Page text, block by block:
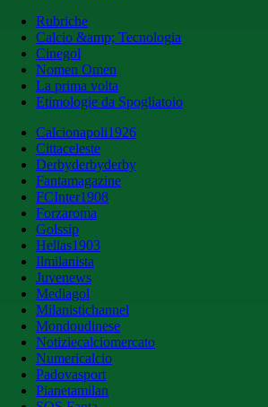
Rubriche
Calcio &amp; Tecnologia
Cinegol
Nomen Omen
La prima volta
Etimologie da Spogliatoio
Calcionapoli1926
Cittaceleste
Derbyderbyderby
Fantamagazine
FCInter1908
Forzaroma
Golssip
Hellas1903
Ilmilanista
Juvenews
Mediagol
Milanistichannel
Mondoudinese
Notiziecalciomercato
Numericalcio
Padovasport
Pianetamilan